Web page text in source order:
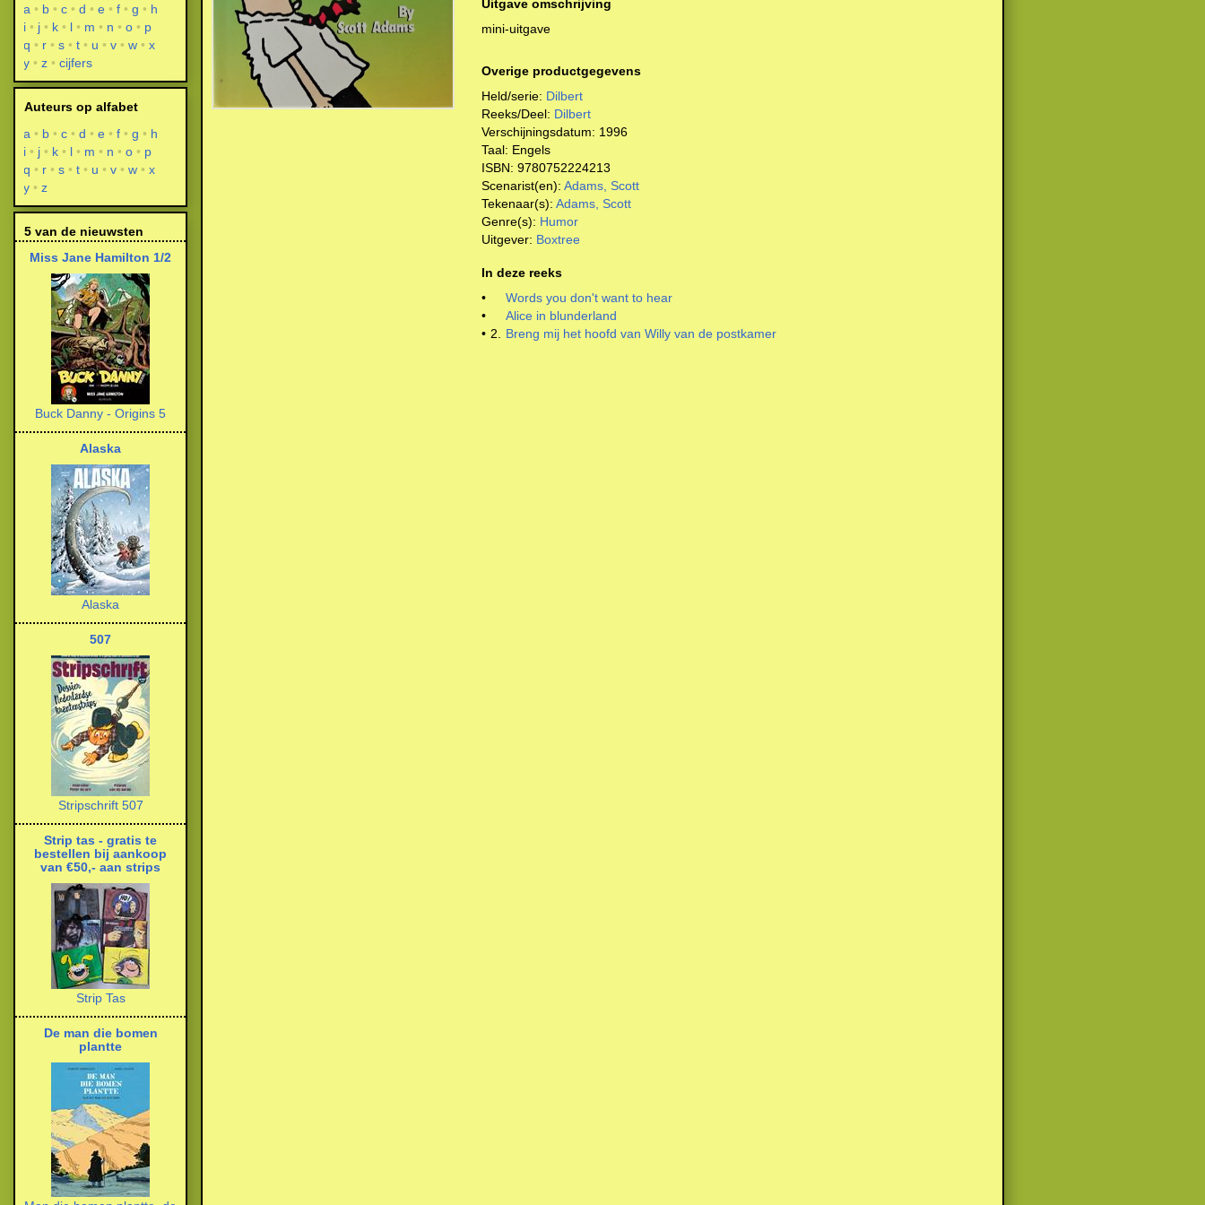
Uitgave omschrijving
mini-uitgave
Overige productgegevens
Held/serie: Dilbert
Reeks/Deel: Dilbert
Verschijningsdatum: 1996
Taal: Engels
ISBN: 9780752224213
Scenarist(en): Adams, Scott
Tekenaar(s): Adams, Scott
Genre(s): Humor
Uitgever: Boxtree
In deze reeks
•
Words you don't want to hear
•
Alice in blunderland
• 2. Breng mij het hoofd van Willy van de postkamer
a b c d e f g
h
i
j k l m n o
p
q
r s t u v w
x
y
z cijfers
Auteurs op alfabet
a
b c d e f g
h
i
j k l m n o
p
q
r s t u v w
x
y
z
5 van de nieuwsten
Miss Jane Hamilton 1/2
Buck Danny - Origins 5
Alaska
Alaska
507
Stripschrift 507
Strip tas - gratis te
bestellen bij aankoop
van €50,- aan strips
Strip Tas
De man die bomen
plantte